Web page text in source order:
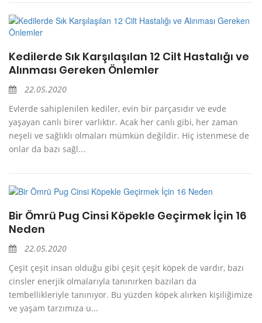
Kedilerde Sık Karşılaşılan 12 Cilt Hastalığı ve
Alınması Gereken Önlemler
22.05.2020
Evlerde sahiplenilen kediler, evin bir parçasıdır ve evde
yaşayan canlı birer varlıktır. Acak her canlı gibi, her zaman
neşeli ve sağlıklı olmaları mümkün değildir. Hiç istenmese de
onlar da bazı sağl...
Bir Ömrü Pug Cinsi Köpekle Geçirmek İçin 16
Neden
22.05.2020
Çeşit çeşit insan olduğu gibi çeşit çeşit köpek de vardır, bazı
cinsler enerjik olmalarıyla tanınırken bazıları da
tembellikleriyle tanınıyor. Bu yüzden köpek alırken kişiliğimize
ve yaşam tarzımıza u...